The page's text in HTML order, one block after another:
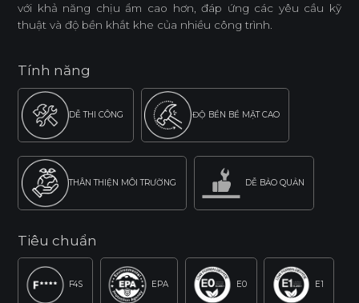
với khả năng chịu ẩm cao hơn, đáp ứng các yêu cầu kỹ
thuật và độ bền khắt khe của nhiều công trình.
Tính năng
DỄ THI CÔNG ĐỘ BỀN BỀ MẶT CAO
THÂN THIỆN MÔI TRƯỜNG DỄ BẢO QUẢN
Tiêu chuẩn
F4S EPA E0 E1